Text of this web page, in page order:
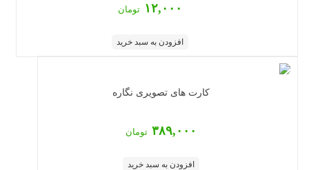
۱۲,۰۰۰تومان
افزودن به سبد خرید
کارت های تصویری نگاره
۳۸۹,۰۰۰تومان
افزودن به سبد خرید